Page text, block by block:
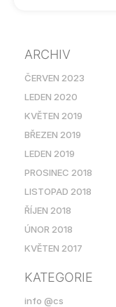
ARCHIV
ČERVEN 2023
LEDEN 2020
KVĚTEN 2019
BŘEZEN 2019
LEDEN 2019
PROSINEC 2018
LISTOPAD 2018
ŘÍJEN 2018
ÚNOR 2018
KVĚTEN 2017
KATEGORIE
info @cs